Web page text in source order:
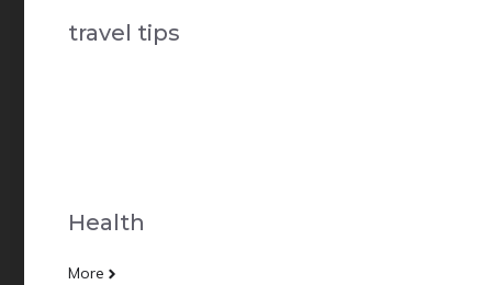
travel tips
Health
More